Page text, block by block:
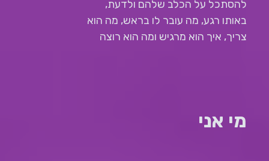
להסתכל על הכלב שלהם ולדעת,
באותו רגע, מה עובר לו בראש, מה הוא
צריך, איך הוא מרגיש ומה הוא רוצה
מי אני